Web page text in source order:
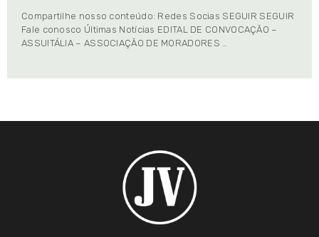
Compartilhe nosso conteúdo: Redes Socias SEGUIR SEGUIR
Fale conosco Últimas Notícias EDITAL DE CONVOCAÇÃO –
ASSUITÁLIA – ASSOCIAÇÃO DE MORADORES …